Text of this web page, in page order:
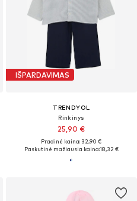
IŠPARDAVIMAS
TRENDYOL
Rinkinys
25,90 €
Pradinė kaina: 32,90 €
Paskutinė mažiausia kaina:18,32 €